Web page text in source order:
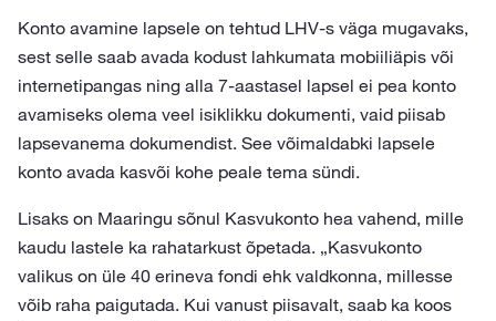
Konto avamine lapsele on tehtud LHV-s väga mugavaks,
sest selle saab avada kodust lahkumata mobiiliäpis või
internetipangas ning alla 7-aastasel lapsel ei pea konto
avamiseks olema veel isiklikku dokumenti, vaid piisab
lapsevanema dokumendist. See võimaldabki lapsele
konto avada kasvõi kohe peale tema sündi.
Lisaks on Maaringu sõnul Kasvukonto hea vahend, mille
kaudu lastele ka rahatarkust õpetada. „Kasvukonto
valikus on üle 40 erineva fondi ehk valdkonna, millesse
võib raha paigutada. Kui vanust piisavalt, saab ka koos